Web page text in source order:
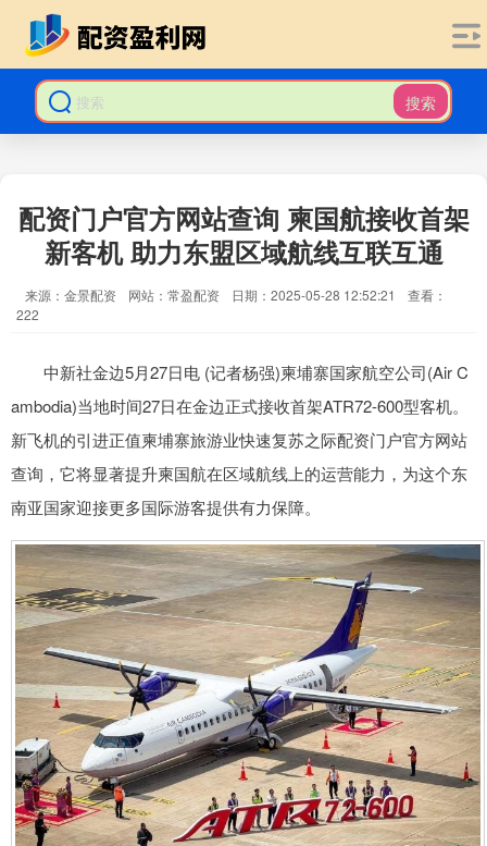
搜索
配资门户官方网站查询 柬国航接收首架
新客机 助力东盟区域航线互联互通
来源：金景配资 网站：常盈配资 日期：2025-05-28 12:52:21
查看：
222
中新社金边5月27日电 (记者杨强)柬埔寨国家航空公司(Air C
ambodia)当地时间27日在金边正式接收首架ATR72-600型客机。
新飞机的引进正值柬埔寨旅游业快速复苏之际配资门户官方网站
查询，它将显著提升柬国航在区域航线上的运营能力，为这个东
南亚国家迎接更多国际游客提供有力保障。